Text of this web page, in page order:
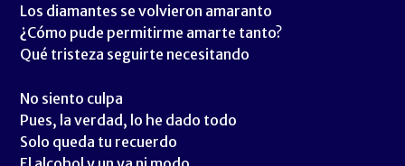
Los diamantes se volvieron amaranto
¿Cómo pude permitirme amarte tanto?
Qué tristeza seguirte necesitando
No siento culpa
Pues, la verdad, lo he dado todo
Solo queda tu recuerdo